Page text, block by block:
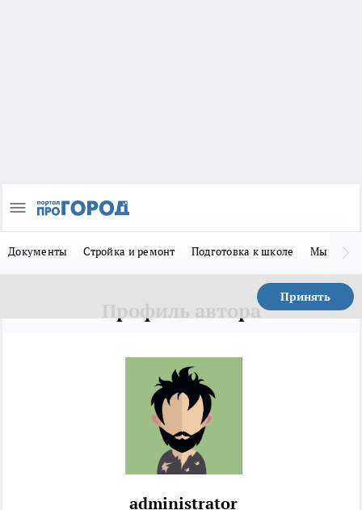
Документы Стройка и ремонт Подготовка к школе Мы в MAX
Принять
Профиль автора
administrator